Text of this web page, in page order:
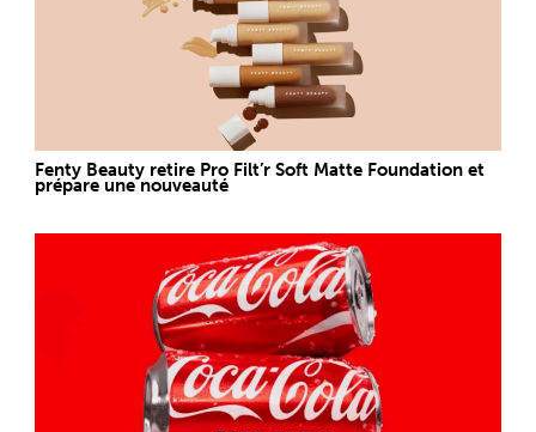
Fenty Beauty retire Pro Filt’r Soft Matte Foundation et
prépare une nouveauté